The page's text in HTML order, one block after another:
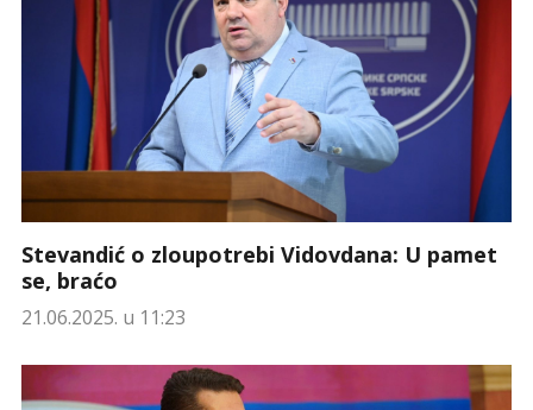
Stevandić o zloupotrebi Vidovdana: U pamet
se, braćo
21.06.2025. u 11:23